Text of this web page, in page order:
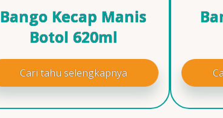
Bango Kecap Manis
Botol 620ml
Cari tahu selengkapnya